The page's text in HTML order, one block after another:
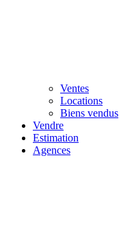
Ventes
Locations
Biens vendus
Vendre
Estimation
Agences